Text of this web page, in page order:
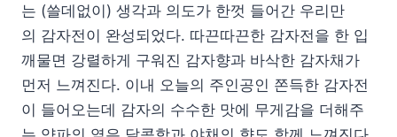
는 (쓸데없이) 생각과 의도가 한껏 들어간 우리만
의 감자전이 완성되었다. 따끈따끈한 감자전을 한 입
깨물면 강렬하게 구워진 감자향과 바삭한 감자채가
먼저 느껴진다. 이내 오늘의 주인공인 쫀득한 감자전
이 들어오는데 감자의 수수한 맛에 무게감을 더해주